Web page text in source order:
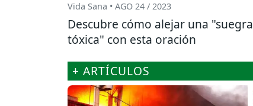
Vida Sana • AGO 24 / 2023
Descubre cómo alejar una "suegra
tóxica" con esta oración
+ ARTÍCULOS